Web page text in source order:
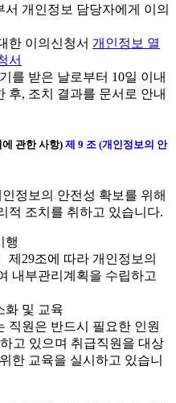
개인정보 담당자에게 이의
한 이의신청서 개인정보 열
서
를 받은 날로부터 10일 이내
후, 조치 결과를 문서로 안내
제 9 조 (개인정보의 안
정보의 안전성 확보를 위해
적 조치를 취하고 있습니다.
행
제29조에 따라 개인정보의
내부관리계획을 수립하고
화 및 교육
직원은 반드시 필요한 인원
고 있으며 취급직원을 대상
한 교육을 실시하고 있습니